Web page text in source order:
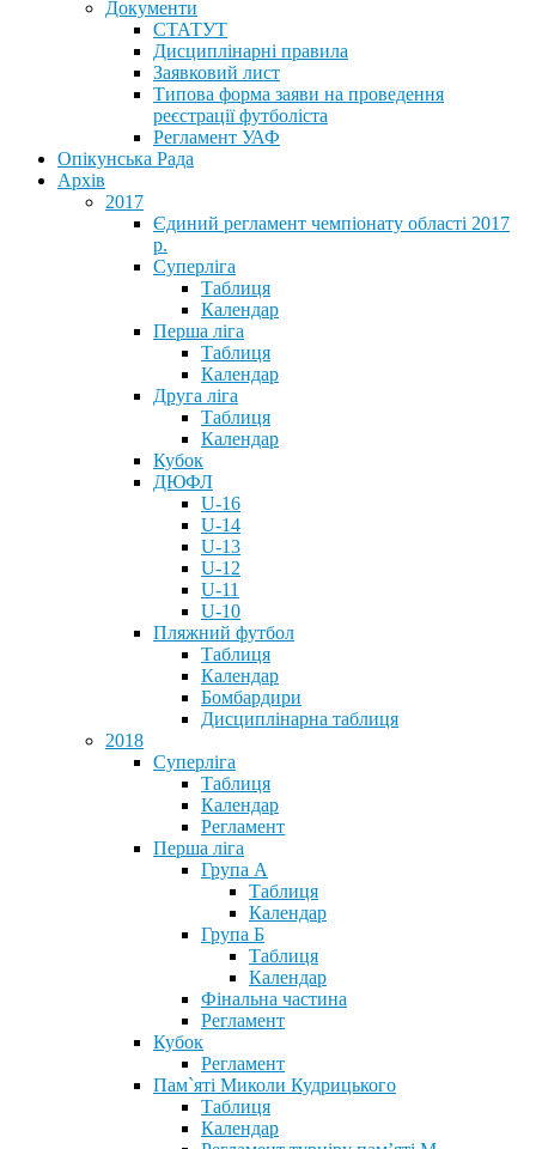
Документи
СТАТУТ
Дисциплінарні правила
Заявковий лист
Типова форма заяви на проведення
реєстрації футболіста
Регламент УАФ
Опікунська Рада
Архів
2017
Єдиний регламент чемпіонату області 2017
р.
Суперліга
Таблиця
Календар
Перша ліга
Таблиця
Календар
Друга ліга
Таблиця
Календар
Кубок
ДЮФЛ
U-16
U-14
U-13
U-12
U-11
U-10
Пляжний футбол
Таблиця
Календар
Бомбардири
Дисциплінарна таблиця
2018
Суперліга
Таблиця
Календар
Регламент
Перша ліга
Група А
Таблиця
Календар
Група Б
Таблиця
Календар
Фінальна частина
Регламент
Кубок
Регламент
Пам`яті Миколи Кудрицького
Таблиця
Календар